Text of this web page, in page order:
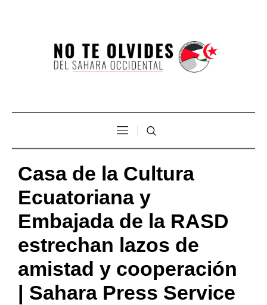
Casa de la Cultura
Ecuatoriana y
Embajada de la RASD
estrechan lazos de
amistad y cooperación
| Sahara Press Service